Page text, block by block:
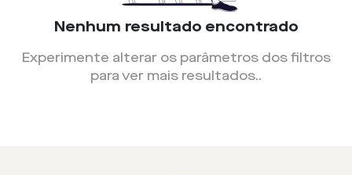
Nenhum resultado encontrado
Experimente alterar os parâmetros dos filtros
para ver mais resultados..